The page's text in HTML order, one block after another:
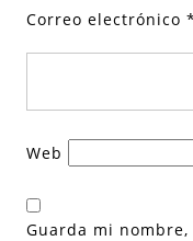
Correo electrónico *
Web
Guarda mi